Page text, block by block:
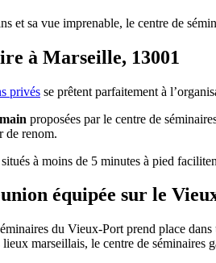
et sa vue imprenable, le centre de
à Marseille, 13001
privés se prêtent parfaitement à
proposées par le centre de
de renom.
à moins de 5 minutes à pied
équipée sur le
du Vieux-Port prend place
lieux marseillais, le centre de séminaires